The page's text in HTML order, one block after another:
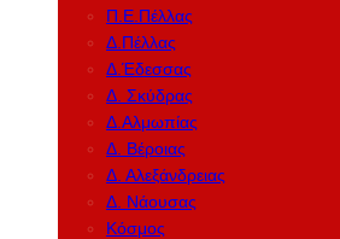
Π.Ε.Πέλλας
Δ.Πέλλας
Δ.Έδεσσας
Δ. Σκύδρας
Δ.Αλμωπίας
Δ. Βέροιας
Δ. Αλεξάνδρειας
Δ. Νάουσας
Κόσμος